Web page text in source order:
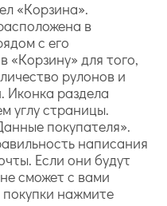
«Корзина».
в
с его
«Корзину» для того,
рулонов и
Иконка раздела
углу страницы.
покупателя».
написания
Если они будут
сможет с вами
покупки нажмите